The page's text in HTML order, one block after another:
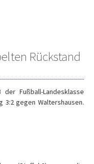
Rückstand
Fußball-Landesklasse
gegen Waltershausen.